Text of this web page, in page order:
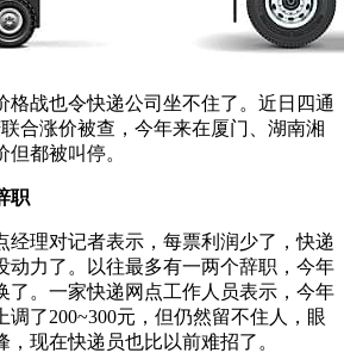
格战也令快递公司坐不住了。近日四通
合涨价被查，今年来在厦门、湖南湘
都被叫停。
职
经理对记者表示，每票利润少了，快递
动力了。以往最多有一两个辞职，今年
了。一家快递网点工作人员表示，今年
调了200~300元，但仍然留不住人，眼
，现在快递员也比以前难招了。